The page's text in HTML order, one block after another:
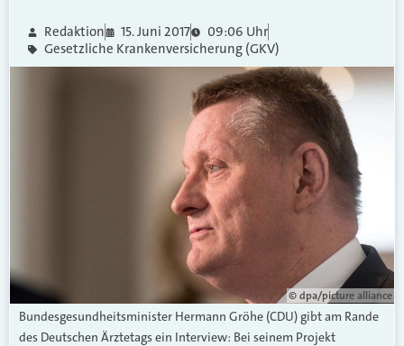
Redaktion 15. Juni 2017
09:06 Uhr
Gesetzliche Krankenversicherung (GKV)
© dpa/picture alliance
Bundesgesundheitsminister Hermann Gröhe (CDU) gibt am Rande
des Deutschen Ärztetags ein Interview: Bei seinem Projekt